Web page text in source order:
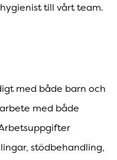
till vårt team.
med både barn och
med både
stödbehandling,